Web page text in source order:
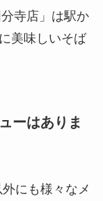
寺店」は駅か
美味しいそば
ーはありま
にも様々なメ